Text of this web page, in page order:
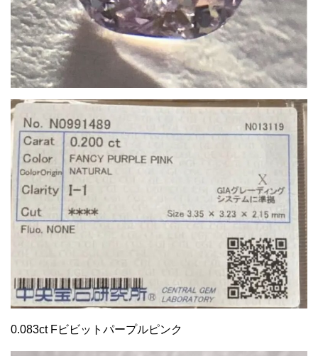
0.083ct Fビビットパープルピンク